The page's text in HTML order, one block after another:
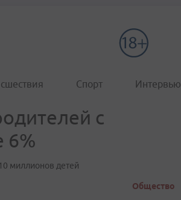
Спорт Интервью
с
6%
миллионов детей
Общество